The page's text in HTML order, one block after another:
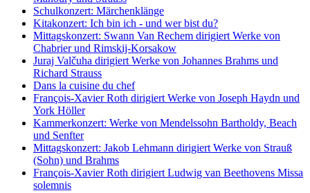
Schulkonzert: Märchenklänge
Kitakonzert: Ich bin ich - und wer bist du?
Mittagskonzert: Swann Van Rechem dirigiert Werke von
Chabrier und Rimskij-Korsakow
Juraj Valčuha dirigiert Werke von Johannes Brahms und
Richard Strauss
Dans la cuisine du chef
François-Xavier Roth dirigiert Werke von Joseph Haydn und
York Höller
Kammerkonzert: Werke von Mendelssohn Bartholdy, Beach
und Senfter
Mittagskonzert: Jakob Lehmann dirigiert Werke von Strauß
(Sohn) und Brahms
François-Xavier Roth dirigiert Ludwig van Beethovens Missa
solemnis